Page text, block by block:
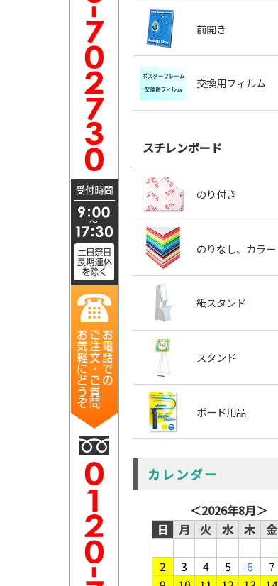
前開き
交換用フィルム
スチレンボード
のり付き
のりなし、カラー
紙スタンド
スタンド
ボード用品
カレンダー
＜2026年8月＞
日
月 火 水 木 金
2
3 4 5 6 7